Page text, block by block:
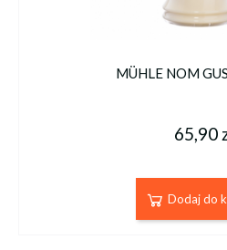
MÜHLE NOM
65,90
Dodaj do